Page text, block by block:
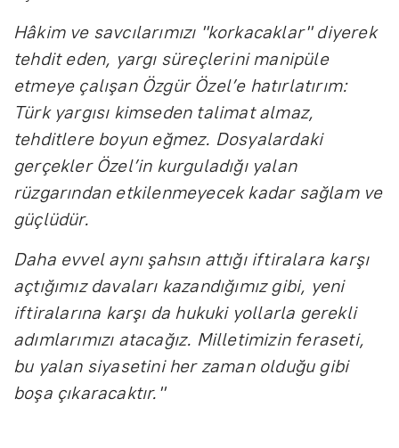
Hâkim ve savcılarımızı "korkacaklar" diyerek
tehdit eden, yargı süreçlerini manipüle
etmeye çalışan Özgür Özel’e hatırlatırım:
Türk yargısı kimseden talimat almaz,
tehditlere boyun eğmez. Dosyalardaki
gerçekler Özel’in kurguladığı yalan
rüzgarından etkilenmeyecek kadar sağlam ve
güçlüdür.
Daha evvel aynı şahsın attığı iftiralara karşı
açtığımız davaları kazandığımız gibi, yeni
iftiralarına karşı da hukuki yollarla gerekli
adımlarımızı atacağız. Milletimizin feraseti,
bu yalan siyasetini her zaman olduğu gibi
boşa çıkaracaktır."